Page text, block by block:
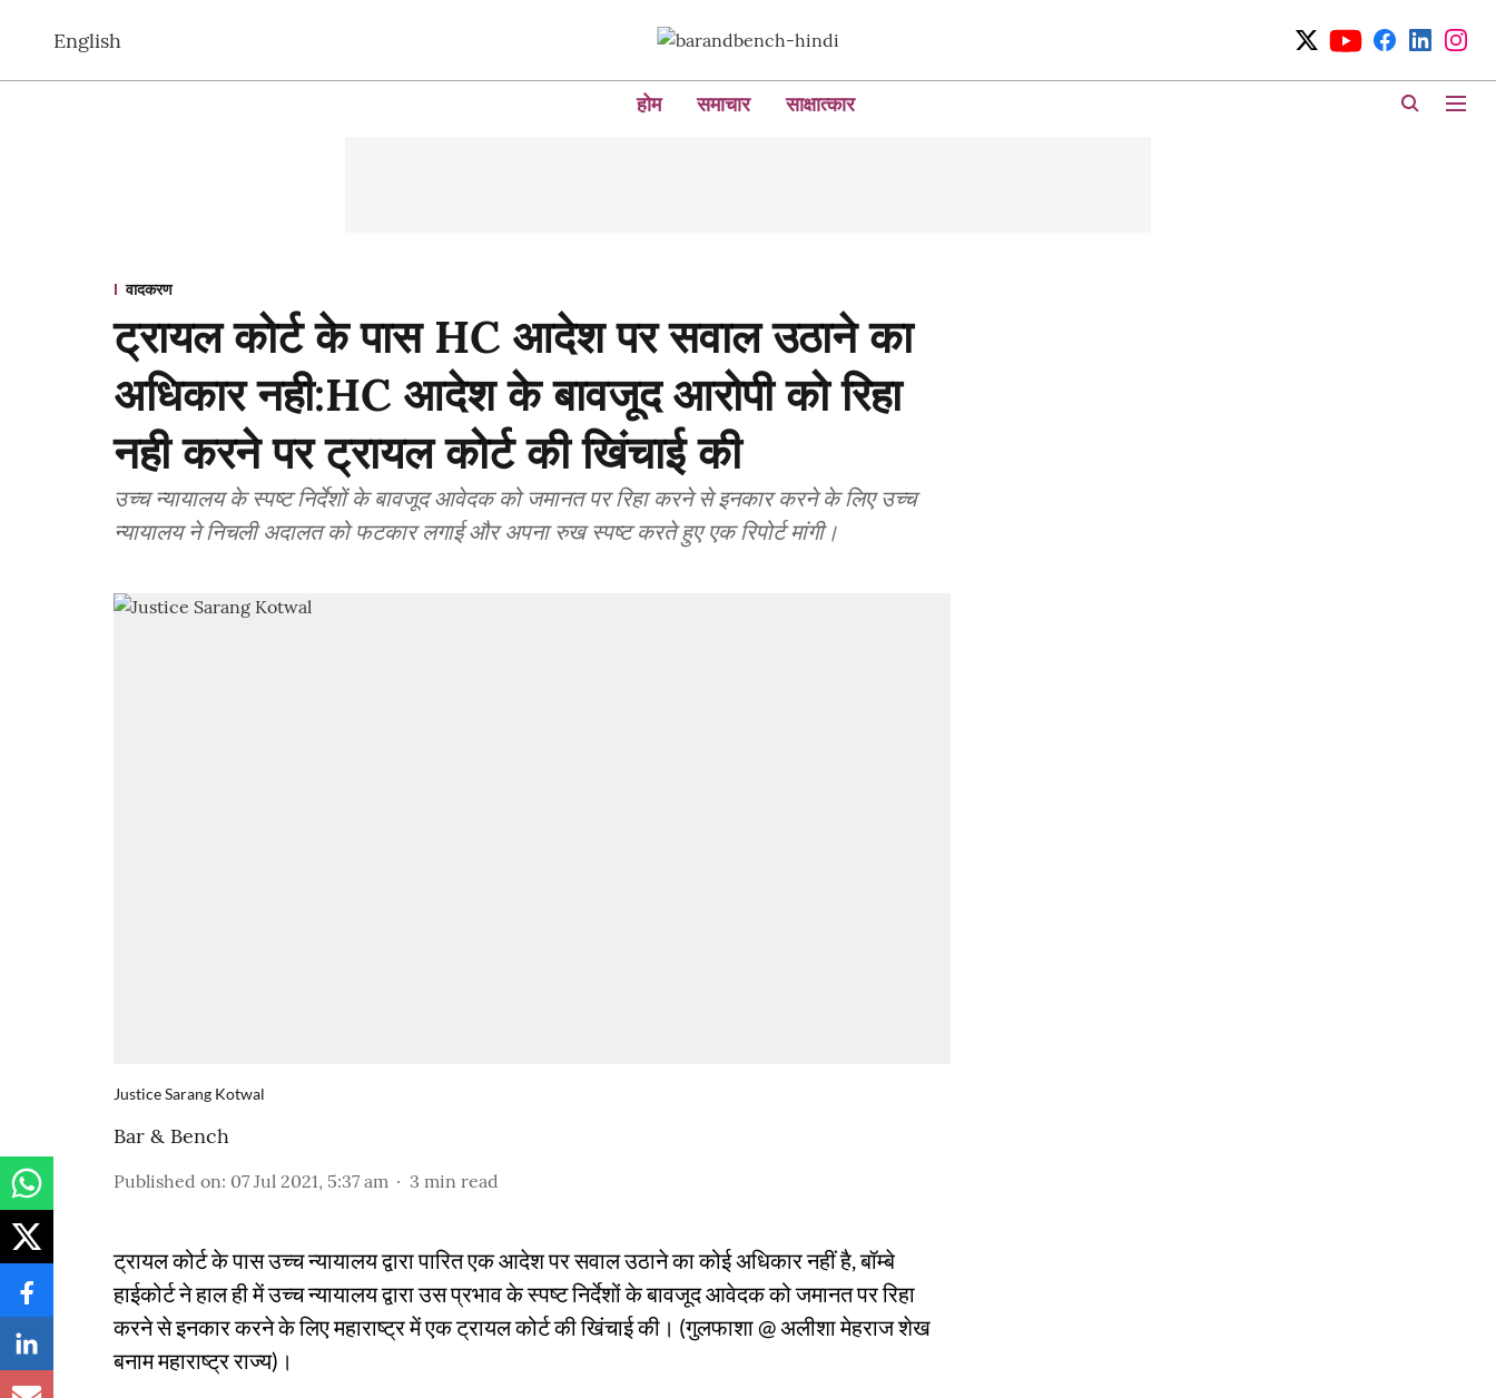
English
होम समाचार साक्षात्कार
वादकरण
ट्रायल कोर्ट के पास HC आदेश पर सवाल उठाने का
अधिकार नही:HC आदेश के बावजूद आरोपी को रिहा
नही करने पर ट्रायल कोर्ट की खिंचाई की
उच्च न्यायालय के स्पष्ट निर्देशों के बावजूद आवेदक को जमानत पर रिहा करने से इनकार करने के लिए उच्च
न्यायालय ने निचली अदालत को फटकार लगाई और अपना रुख स्पष्ट करते हुए एक रिपोर्ट मांगी।
Justice Sarang Kotwal
Bar & Bench
Published on: 07 Jul 2021, 5:37 am 3 min read
ट्रायल कोर्ट के पास उच्च न्यायालय द्वारा पारित एक आदेश पर सवाल उठाने का कोई अधिकार नहीं है, बॉम्बे
हाईकोर्ट ने हाल ही में उच्च न्यायालय द्वारा उस प्रभाव के स्पष्ट निर्देशों के बावजूद आवेदक को जमानत पर रिहा
करने से इनकार करने के लिए महाराष्ट्र में एक ट्रायल कोर्ट की खिंचाई की। (गुलफाशा @ अलीशा मेहराज शेख
बनाम महाराष्ट्र राज्य)।